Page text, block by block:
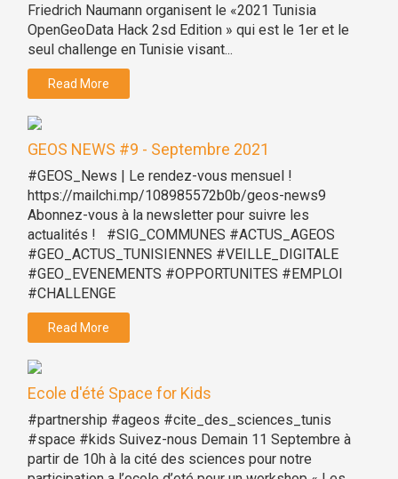
Friedrich Naumann organisent le «2021 Tunisia
OpenGeoData Hack 2sd Edition » qui est le 1er et le
seul challenge en Tunisie visant...
Read More
GEOS NEWS #9 - Septembre 2021
#GEOS_News | Le rendez-vous mensuel !
https://mailchi.mp/108985572b0b/geos-news9
Abonnez-vous à la newsletter pour suivre les
actualités ! #SIG_COMMUNES #ACTUS_AGEOS
#GEO_ACTUS_TUNISIENNES #VEILLE_DIGITALE
#GEO_EVENEMENTS #OPPORTUNITES #EMPLOI
#CHALLENGE
Read More
Ecole d'été Space for Kids
#partnership #ageos #cite_des_sciences_tunis
#space #kids Suivez-nous Demain 11 Septembre à
partir de 10h à la cité des sciences pour notre